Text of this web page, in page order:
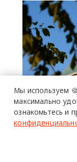
Мы используем
максимально
ознакомьтесь и